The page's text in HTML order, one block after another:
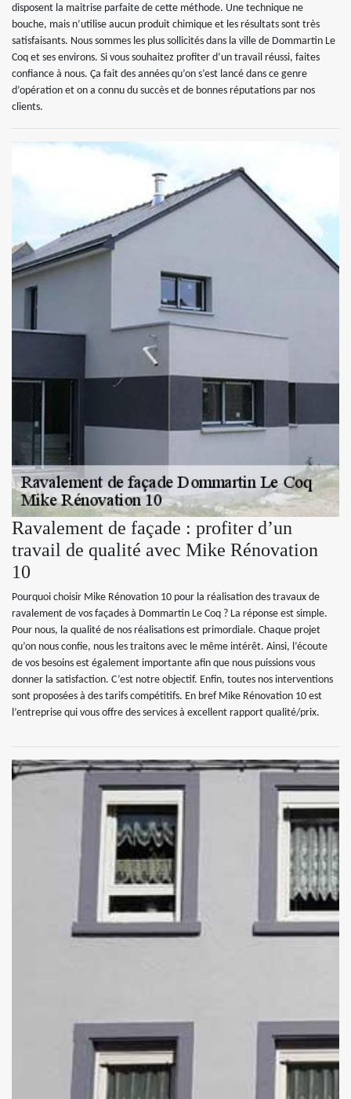
disposent la maitrise parfaite de cette méthode. Une technique ne
bouche, mais n’utilise aucun produit chimique et les résultats sont très
satisfaisants. Nous sommes les plus sollicités dans la ville de Dommartin Le
Coq et ses environs. Si vous souhaitez profiter d’un travail réussi, faites
confiance à nous. Ça fait des années qu’on s’est lancé dans ce genre
d’opération et on a connu du succès et de bonnes réputations par nos
clients.
Ravalement de façade : profiter d’un
travail de qualité avec Mike Rénovation
10
Pourquoi choisir Mike Rénovation 10 pour la réalisation des travaux de
ravalement de vos façades à Dommartin Le Coq ? La réponse est simple.
Pour nous, la qualité de nos réalisations est primordiale. Chaque projet
qu’on nous confie, nous les traitons avec le même intérêt. Ainsi, l’écoute
de vos besoins est également importante afin que nous puissions vous
donner la satisfaction. C’est notre objectif. Enfin, toutes nos interventions
sont proposées à des tarifs compétitifs. En bref Mike Rénovation 10 est
l’entreprise qui vous offre des services à excellent rapport qualité/prix.